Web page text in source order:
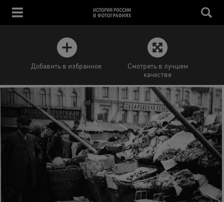
Добавить в избранное
Смотреть в лучшем
качестве